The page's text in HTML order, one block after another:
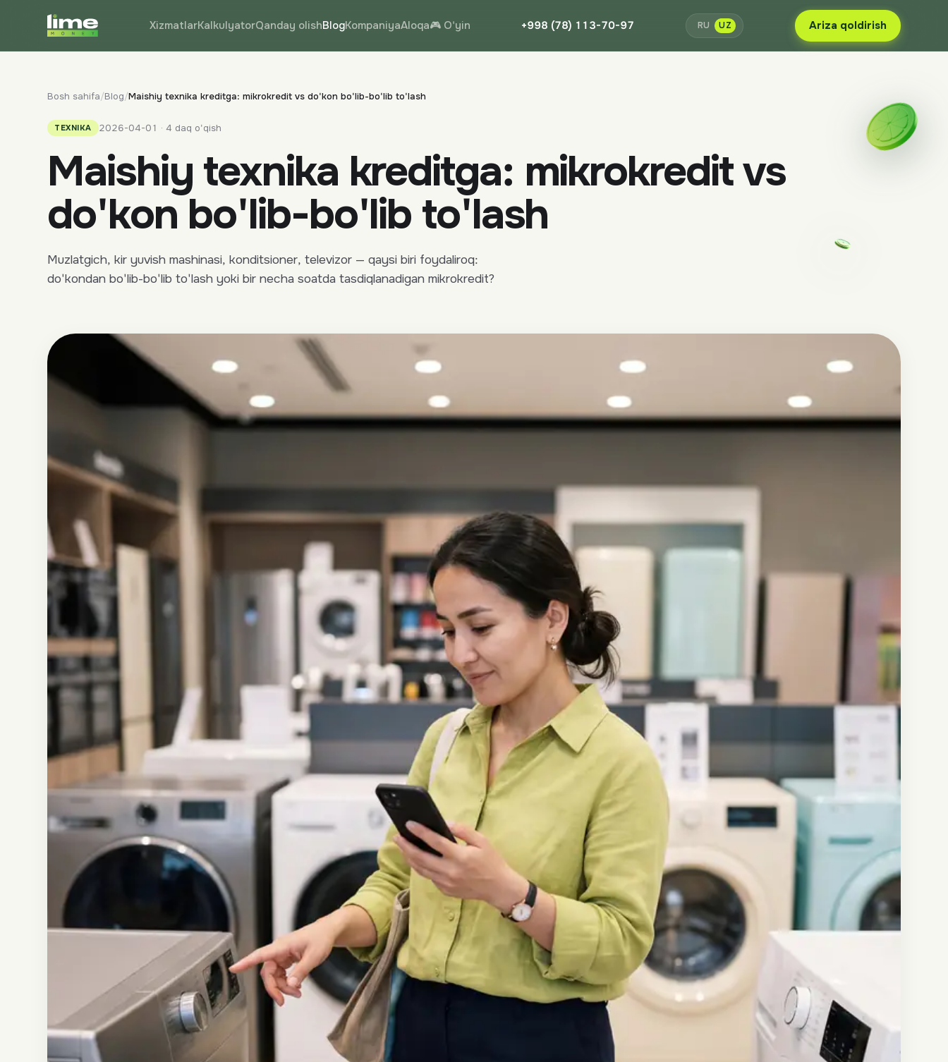
XizmatlarKalkulyatorQanday olishBlogKompaniyaAloqa🎮 O'yin +998 (78) 113-70-97 RU UZ Ariza qoldirish
Bosh sahifa/Blog/Maishiy texnika kreditga: mikrokredit vs do'kon bo'lib-bo'lib to'lash
TEXNIKA 2026-04-01 · 4 daq o'qish
Maishiy texnika kreditga: mikrokredit vs
do'kon bo'lib-bo'lib to'lash
Muzlatgich, kir yuvish mashinasi, konditsioner, televizor — qaysi biri foydaliroq:
do'kondan bo'lib-bo'lib to'lash yoki bir necha soatda tasdiqlanadigan mikrokredit?